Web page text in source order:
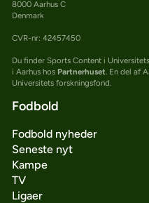
8000 Aarhus C
Denmark
CVR-nr: 42457450
Du finder Sports Content i
i Aarhus hos Partnerhuset. En del af
Universitets forskningsfond.
Fodbold
Fodbold nyheder
Seneste nyt
Kampe
TV
Ligaer